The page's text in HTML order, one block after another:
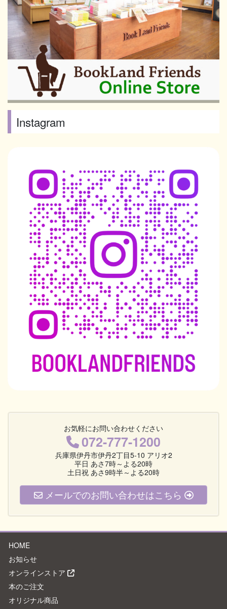
Instagram
お気軽にお問い合わせください
072-777-1200
兵庫県伊丹市伊丹2丁目5-10 アリオ2
平日 あさ7時～よる20時
土日祝 あさ9時半～よる20時
メールでのお問い合わせはこちら
HOME
お知らせ
オンラインストア
本のご注文
オリジナル商品